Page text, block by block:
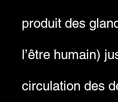
produit des
l’être humain)
circulation des